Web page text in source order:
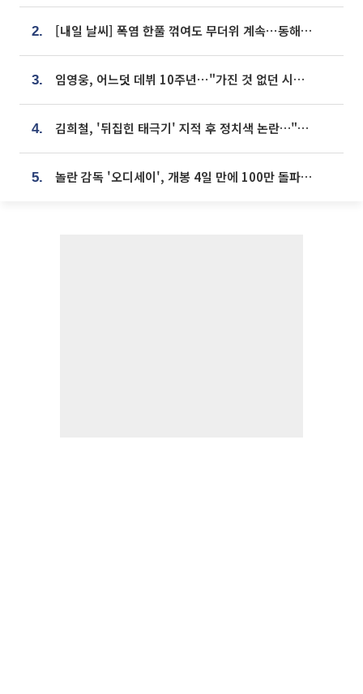
2. [내일 날씨] 폭염 한풀 꺾여도 무더위 계속⋯동해안 이틀 연속 비
3. 임영웅, 어느덧 데뷔 10주년⋯"가진 것 없던 시절, 내 앞엔 20명의 팬뿐"
4. 김희철, '뒤집힌 태극기' 지적 후 정치색 논란…"좌우 떠나 우리나라 국기"
5. 놀란 감독 '오디세이', 개봉 4일 만에 100만 돌파⋯'왕사남' 보다 빠르다